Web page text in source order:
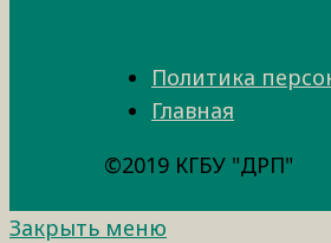
Политика
Главная
©2019 КГБУ "ДРП"
Закрыть меню